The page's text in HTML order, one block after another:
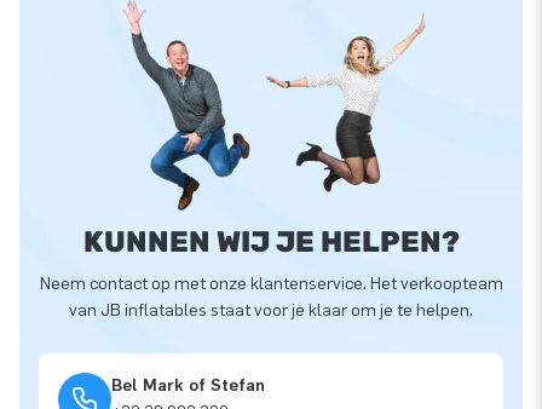
KUNNEN WIJ JE HELPEN?
Neem contact op met onze klantenservice. Het verkoopteam
van JB inflatables staat voor je klaar om je te helpen.
Bel Mark of Stefan